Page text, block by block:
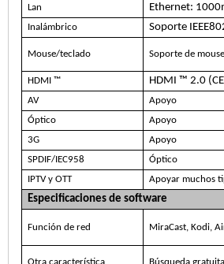
Lan
Ethernet:
Inalámbrico Soporte
Mouse/teclado Soporte de
HDMI ™ HDMI ™ 2.0
AV
Apoyo
Óptico
Apoyo
3G
Apoyo
SPDIF/IEC958
Óptico
IPTV y OTT
Apoyar muchos
Especificaciones de software
Función de red MiraCast, Kodi,
Otra característica Búsqueda